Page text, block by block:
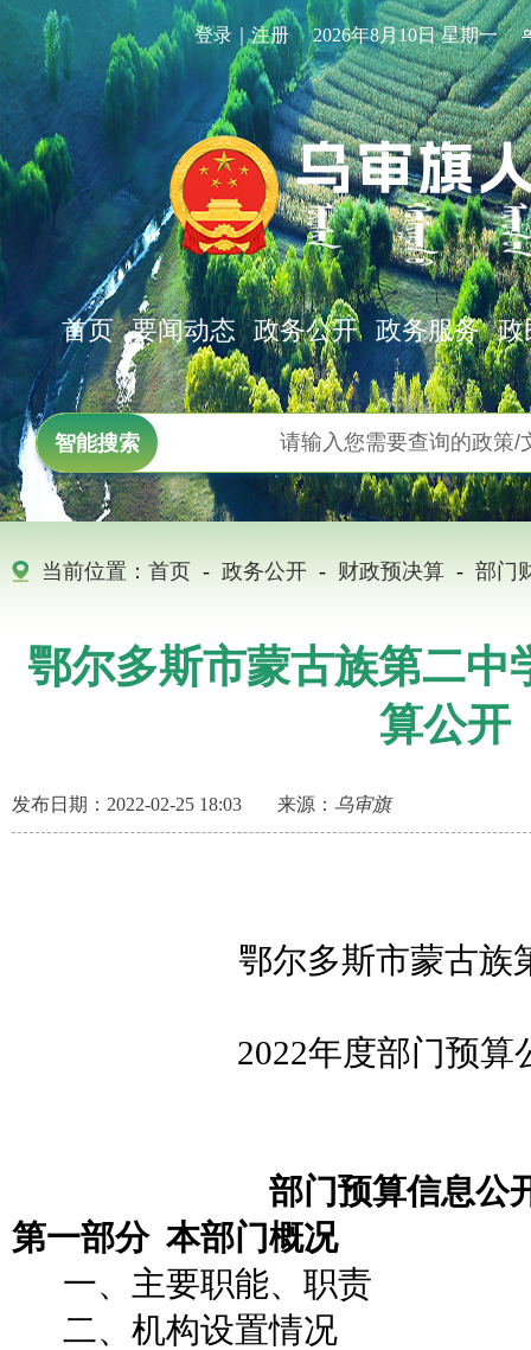
登录｜注册 2026年8月10日 星期一
首页 要闻动态 政务公开 政务服务 政
智能搜索
当前位置： 首页 - 政务公开 - 财政预决算 - 部门
鄂尔多斯市蒙古族第二中
算公开
发布日期：2022-02-25 18:03 来源： 乌审旗
鄂尔多斯市蒙古族
2022年度部门预算
部门预算信息公
第一部分本部门概况
一、 主要职能、职责
二、 机构设置情况